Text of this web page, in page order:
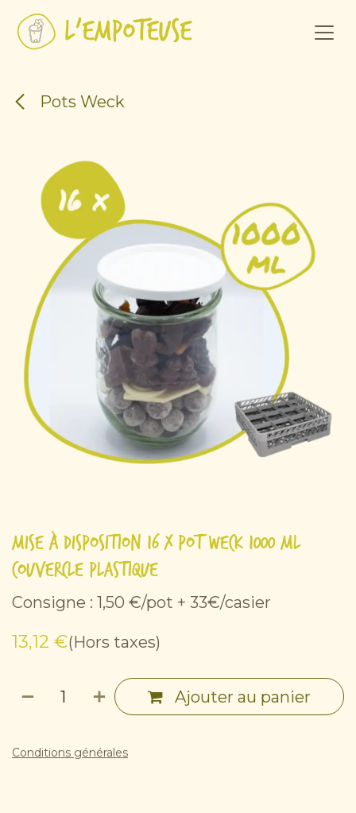
Se rendre au contenu
Pots Weck
Mise à disposition 16 x Pot Weck 1000 ml +
couvercle plastique
Consigne : 1,50 €/pot + 33€/casier
13,12 €(Hors taxes)
Ajouter au panier
Conditions générales